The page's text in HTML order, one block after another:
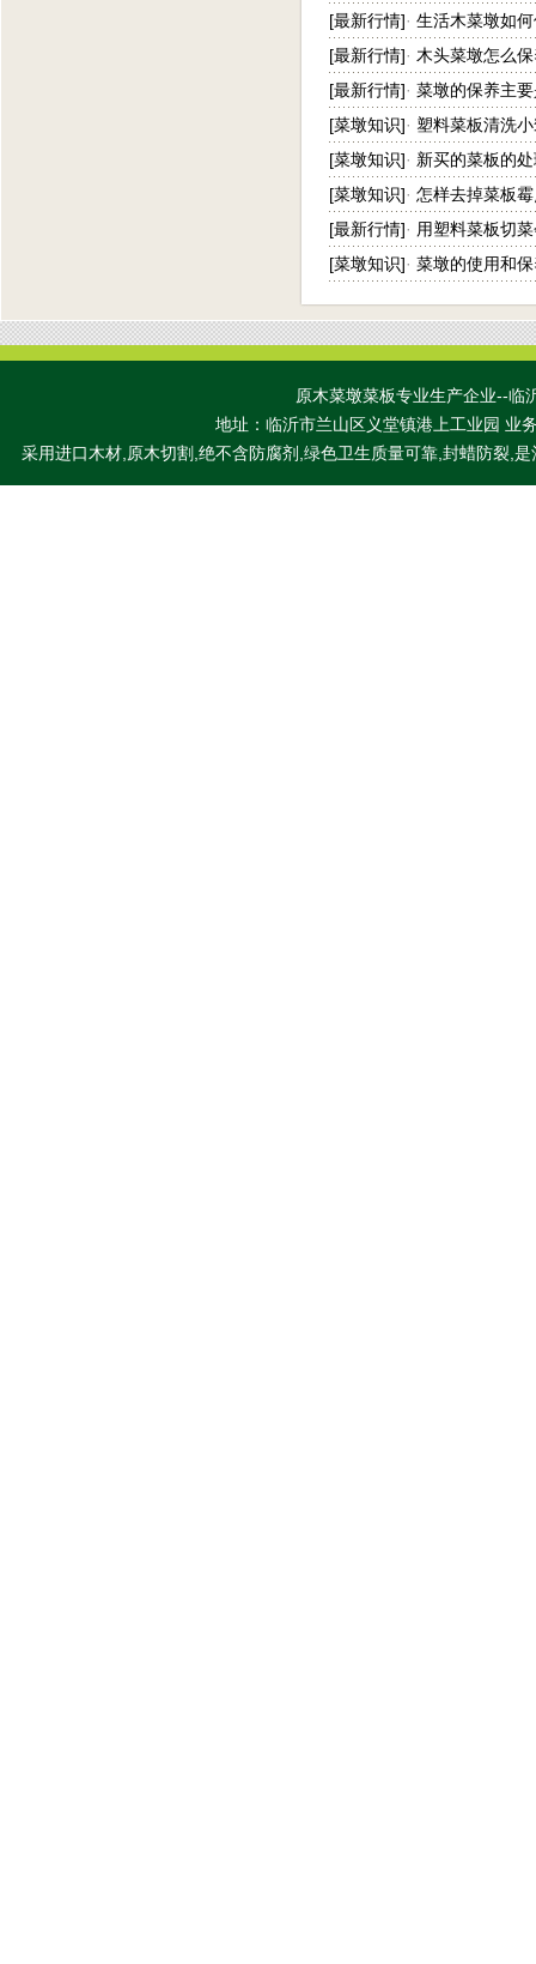
[最新行情]· 生活木菜墩如
[最新行情]· 木头菜墩怎么
[最新行情]· 菜墩的保养主
[菜墩知识]· 塑料菜板清洗
[菜墩知识]· 新买的菜板的
[菜墩知识]· 怎样去掉菜板
[最新行情]· 用塑料菜板切
[菜墩知识]· 菜墩的使用和
原木菜墩菜板专业生产企业--临
地址：临沂市兰山区义堂镇港上工业园 业
采用进口木材,原木切割,绝不含防腐剂,绿色卫生质量可靠,封蜡防裂,